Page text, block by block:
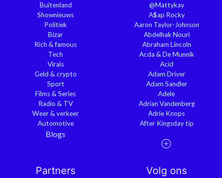
Buitenland
Shownieuws
Politiek
Bizar
Rich & famous
Tech
Virals
Geld & crypto
Sport
Films & Series
Radio & TV
Weer & verkeer
Automotive
Blogs
@Mattykay
A$ap Rocky
Aaron Taylor-Johnson
Abdelhak Nouri
Abraham Lincoln
Acda & De Munnik
Acid
Adam Driver
Adam Sandler
Adele
Adrian Vandenberg
Adrie Knops
After Kingsday tip
Partners Volg ons